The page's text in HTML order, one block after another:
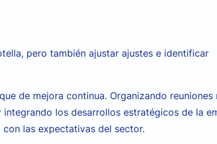
pero también ajustar ajustes e identificar
de mejora continua. Organizando reuniones
los desarrollos estratégicos de la
con las expectativas del sector.